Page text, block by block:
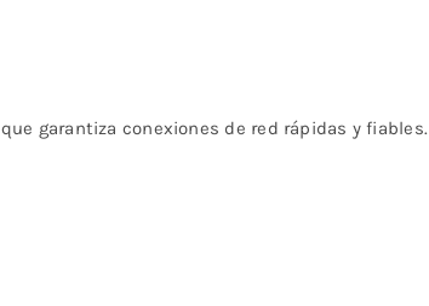
garantiza conexiones de red rápidas y fiables.